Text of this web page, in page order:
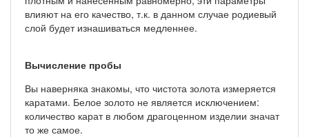
влияют на его качество, т.к. в данном случае родиевый
слой будет изнашиваться медленнее.
Вычисление пробы
Вы наверняка знакомы, что чистота золота измеряется
каратами. Белое золото не является исключением:
количество карат в любом драгоценном изделии значат
то же самое.